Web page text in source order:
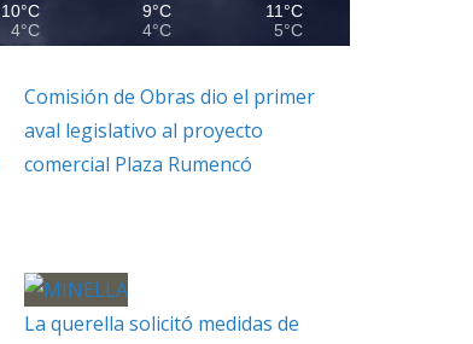
10°C
4°C
9°C
4°C
11°C
5°C
Comisión de Obras dio el primer
aval legislativo al proyecto
comercial Plaza Rumencó
La querella solicitó medidas de